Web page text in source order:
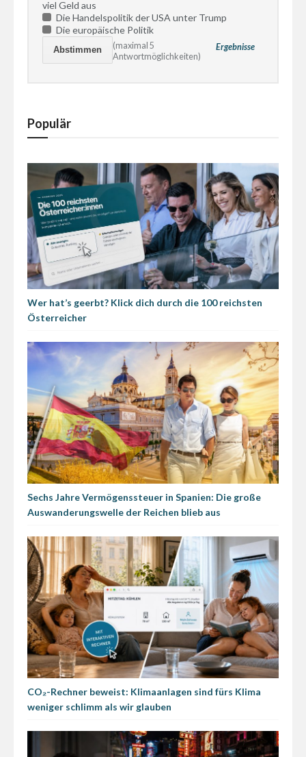
viel Geld aus
Die Handelspolitik der USA unter Trump
Die europäische Politik
Ergebnisse
(maximal 5
Antwortmöglichkeiten)
Populär
Wer hat’s geerbt? Klick dich durch die 100 reichsten
Österreicher
Sechs Jahre Vermögenssteuer in Spanien: Die große
Auswanderungswelle der Reichen blieb aus
CO₂-Rechner beweist: Klimaanlagen sind fürs Klima
weniger schlimm als wir glauben